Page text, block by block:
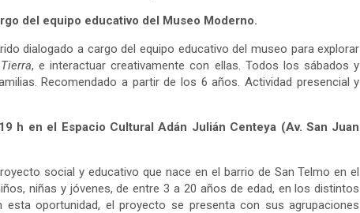
del equipo educativo del Museo Moderno.
dialogado a cargo del equipo educativo del museo para explorar
, e interactuar creativamente con ellas. Todos los sábados y
Recomendado a partir de los 6 años. Actividad presencial y
h en el Espacio Cultural Adán Julián Centeya (Av. San Juan
social y educativo que nace en el barrio de San Telmo en el
niñas y jóvenes, de entre 3 a 20 años de edad, en los distintos
oportunidad, el proyecto se presenta con sus agrupaciones